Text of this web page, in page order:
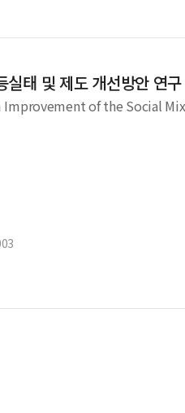
실태 및 제도 개선방안 연구
of the Social